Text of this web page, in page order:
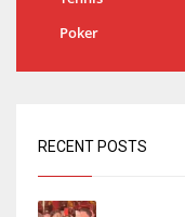
Poker
RECENT POSTS